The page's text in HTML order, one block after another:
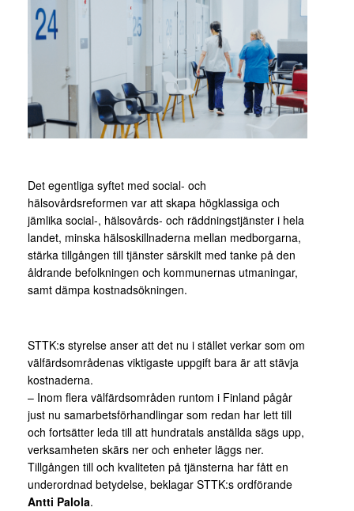
Det egentliga syftet med social- och
hälsovårdsreformen var att skapa högklassiga och
jämlika social-, hälsovårds- och räddningstjänster i hela
landet, minska hälsoskillnaderna mellan medborgarna,
stärka tillgången till tjänster särskilt med tanke på den
åldrande befolkningen och kommunernas utmaningar,
samt dämpa kostnadsökningen.
STTK:s styrelse anser att det nu i stället verkar som om
välfärdsområdenas viktigaste uppgift bara är att stävja
kostnaderna.
– Inom flera välfärdsområden runtom i Finland pågår
just nu samarbetsförhandlingar som redan har lett till
och fortsätter leda till att hundratals anställda sägs upp,
verksamheten skärs ner och enheter läggs ner.
Tillgången till och kvaliteten på tjänsterna har fått en
underordnad betydelse, beklagar STTK:s ordförande
Antti Palola.